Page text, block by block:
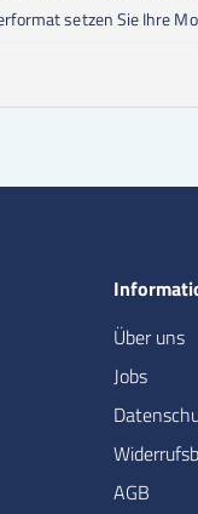
setzen Sie Ihre
Über uns
Jobs
AGB